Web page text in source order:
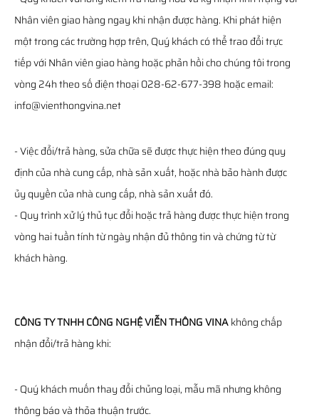
Nhân viên giao hàng ngay khi nhận được hàng. Khi phát hiện
một trong các trường hợp trên, Quý khách có thể trao đổi trực
tiếp với Nhân viên giao hàng hoặc phản hồi cho chúng tôi trong
vòng 24h theo số điện thoại 028-62-677-398 hoặc email:
info@vienthongvina.net
- Việc đổi/trả hàng, sửa chữa sẽ được thực hiện theo đúng quy
định của nhà cung cấp, nhà sản xuất, hoặc nhà bảo hành được
ủy quyền của nhà cung cấp, nhà sản xuất đó.
- Quy trình xử lý thủ tục đổi hoặc trả hàng được thực hiện trong
vòng hai tuần tính từ ngày nhận đủ thông tin và chứng từ từ
khách hàng.
CÔNG TY TNHH CÔNG NGHỆ VIỄN THÔNG VINAkhông chấp
nhận đổi/trả hàng khi:
- Quý khách muốn thay đổi chủng loại, mẫu mã nhưng không
thông báo và thỏa thuận trước.